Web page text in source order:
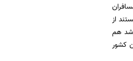
از
شد هم
کشور